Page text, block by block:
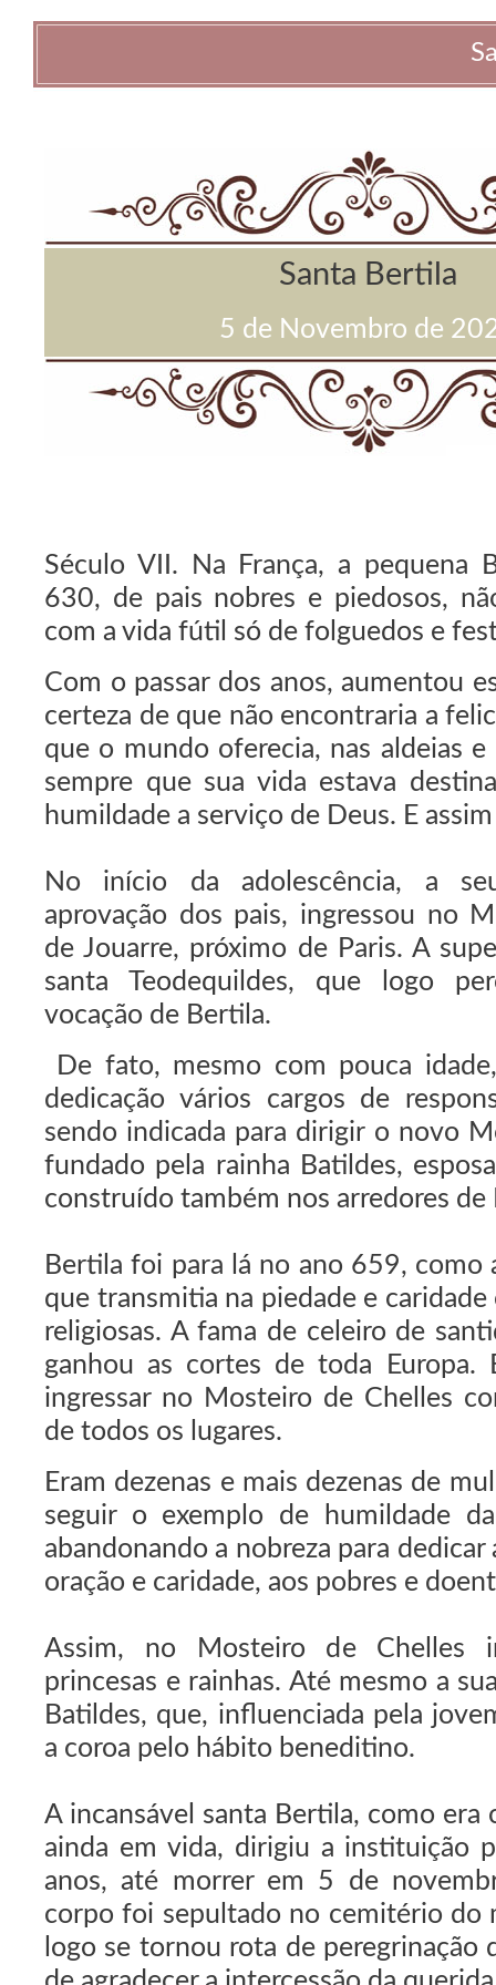
Santa Bertila
5 de Novembro de
Século VII. Na França, a pequena
630, de pais nobres e piedosos,
com a vida fútil só de folguedos e
Com o passar dos anos, aumentou
certeza de que não encontraria a
que o mundo oferecia, nas aldeias e
sempre que sua vida estava
humildade a serviço de Deus. E
No início da adolescência, a
aprovação dos pais, ingressou no
de Jouarre, próximo de Paris. A
santa Teodequildes, que logo
vocação de Bertila.
De fato, mesmo com pouca
dedicação vários cargos de
sendo indicada para dirigir o novo
fundado pela rainha Batildes,
construído também nos arredores de
Bertila foi para lá no ano 659, como
que transmitia na piedade e
religiosas. A fama de celeiro de
ganhou as cortes de toda Europa.
ingressar no Mosteiro de Chelles
de todos os lugares.
Eram dezenas e mais dezenas de
seguir o exemplo de humildade
abandonando a nobreza para dedicar
oração e caridade, aos pobres e
Assim, no Mosteiro de Chelles
princesas e rainhas. Até mesmo a
Batildes, que, influenciada pela
a coroa pelo hábito beneditino.
A incansável santa Bertila, como era
ainda em vida, dirigiu a instituição
anos, até morrer em 5 de
corpo foi sepultado no cemitério do
logo se tornou rota de peregrinação